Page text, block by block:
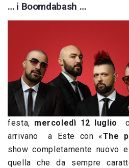
… i Boomdabash …
festa, mercoledì 12 luglio
arrivano a Este con «The
show completamente nuovo
quella che da sempre